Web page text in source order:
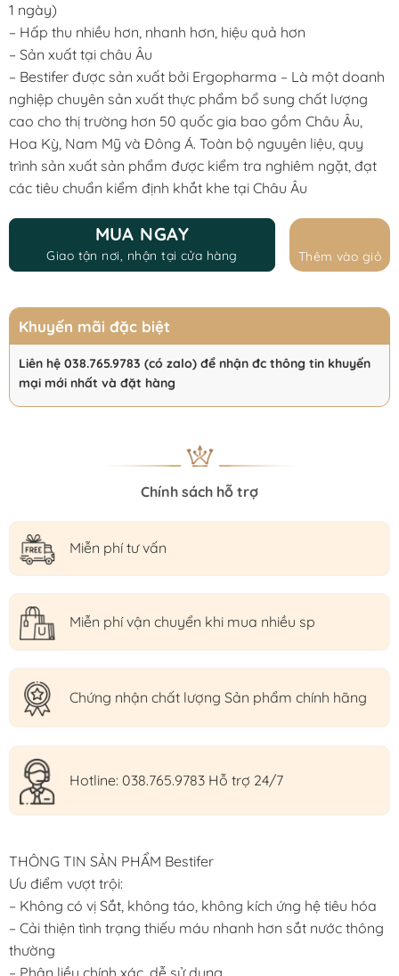
1 ngày)
– Hấp thu nhiều hơn, nhanh hơn, hiệu quả hơn
– Sản xuất tại châu Âu
– Bestifer được sản xuất bởi Ergopharma – Là một doanh
nghiệp chuyên sản xuất thực phẩm bổ sung chất lượng
cao cho thị trường hơn 50 quốc gia bao gồm Châu Âu,
Hoa Kỳ, Nam Mỹ và Đông Á. Toàn bộ nguyên liệu, quy
trình sản xuất sản phẩm được kiểm tra nghiêm ngặt, đạt
các tiêu chuẩn kiểm định khắt khe tại Châu Âu
MUA NGAY
Giao tận nơi, nhận tại cửa hàng Thêm vào giỏ
Khuyến mãi đặc biệt
Liên hệ 038.765.9783 (có zalo) để nhận đc thông tin khuyến
mại mới nhất và đặt hàng
Chính sách hỗ trợ
Miễn phí tư vấn
Miễn phí vận chuyển khi mua nhiều sp
Chứng nhận chất lượng Sản phẩm chính hãng
Hotline: 038.765.9783 Hỗ trợ 24/7
THÔNG TIN SẢN PHẨM Bestifer
Ưu điểm vượt trội:
– Không có vị Sắt, không táo, không kích ứng hệ tiêu hóa
– Cải thiện tình trạng thiếu máu nhanh hơn sắt nước thông
thường